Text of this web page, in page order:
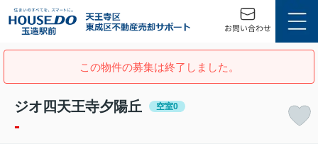
この物件の募集は終了しました。
ジオ四天王寺夕陽丘 空室0
-